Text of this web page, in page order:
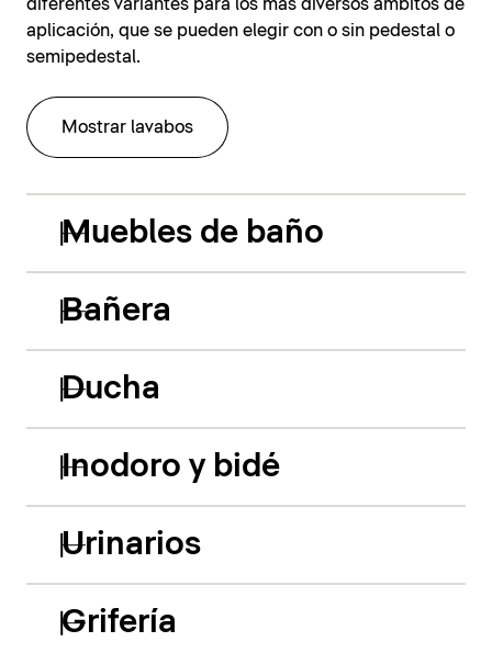
diferentes variantes para los más diversos ámbitos de
aplicación, que se pueden elegir con o sin pedestal o
semipedestal.
Mostrar lavabos
Muebles de baño
Bañera
Ducha
Inodoro y bidé
Urinarios
Grifería